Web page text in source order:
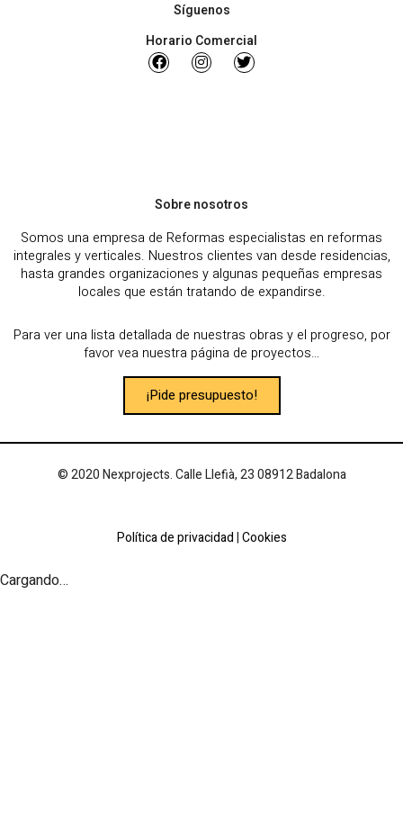
Síguenos
Horario Comercial
Sobre nosotros
Somos una empresa de Reformas especialistas en reformas
integrales y verticales. Nuestros clientes van desde residencias,
hasta grandes organizaciones y algunas pequeñas empresas
locales que están tratando de expandirse.
Para ver una lista detallada de nuestras obras y el progreso, por
favor vea nuestra página de proyectos…
¡Pide presupuesto!
© 2020 Nexprojects. Calle Llefià, 23 08912 Badalona
Política de privacidad|Cookies
Cargando…